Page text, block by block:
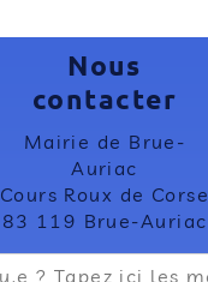
Nous
contacter
Mairie de Brue-
Auriac
Cours Roux de Corse
83 119 Brue-Auriac